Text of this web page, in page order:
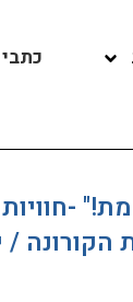
-
/